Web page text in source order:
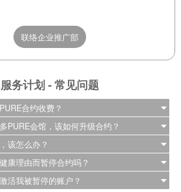
联络企业推广部
服务计划 - 常见问题
合约收费？
PURE会馆，该如何升级合约？
该怎么办？
康理由而暂停合约吗？
活我被暂停的账户？